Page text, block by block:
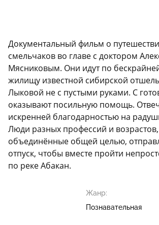
Документальный фильм о
смельчаков во главе с доктором
Мясниковым. Они идут по
жилищу известной сибирской
Лыковой не с пустыми руками. С
оказывают посильную помощь.
искренней благодарностью на
Люди разных профессий и возрастов,
объединённые общей целью,
отпуск, чтобы вместе пройти
по реке Абакан.
Жанр:
Познавательная